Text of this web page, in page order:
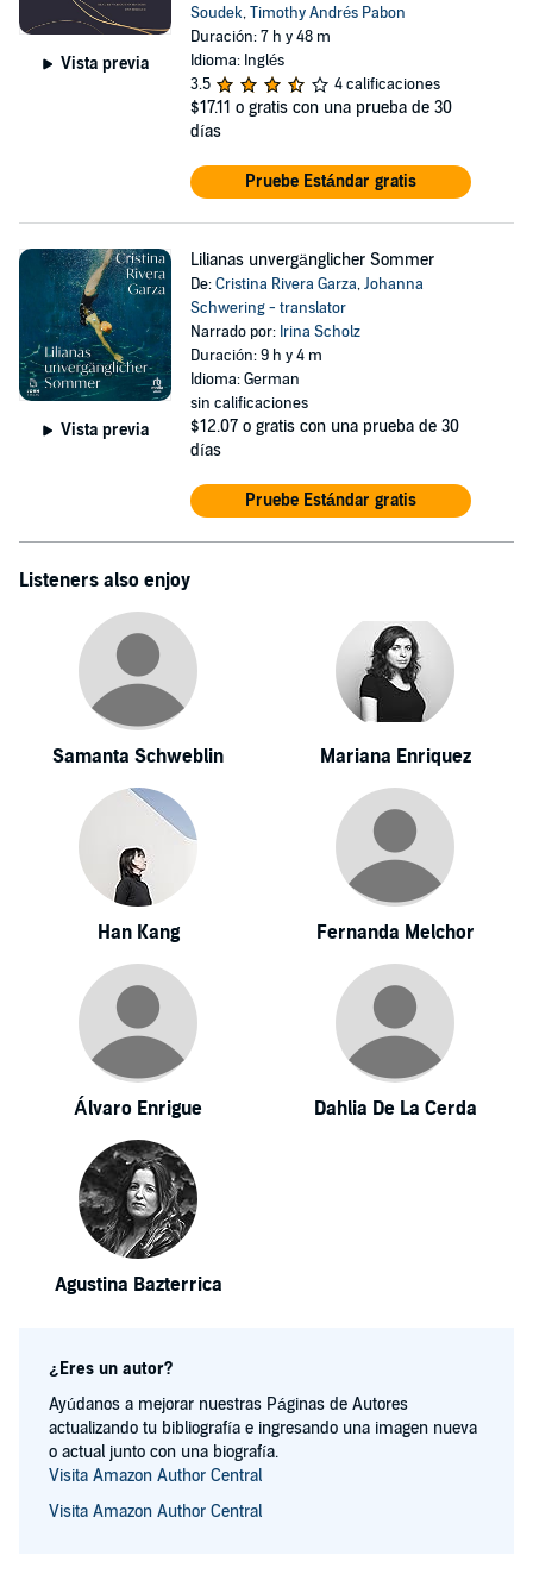
Vista previa
Soudek,Timothy Andrés Pabon
Duración: 7 h y 48 m
Idioma: Inglés
3.5
4 calificaciones
$17.11 o gratis con una prueba de 30
días
Pruebe Estándar gratis
Vista previa
Lilianas unvergänglicher Sommer
De:Cristina Rivera Garza,Johanna
Schwering - translator
Narrado por: Irina Scholz
Duración: 9 h y 4 m
Idioma: German
sin calificaciones
$12.07 o gratis con una prueba de 30
días
Pruebe Estándar gratis
Listeners also enjoy
Samanta Schweblin Mariana Enriquez
Han Kang Fernanda Melchor
Álvaro Enrigue Dahlia De La Cerda
Agustina Bazterrica
¿Eres un autor?
Ayúdanos a mejorar nuestras Páginas de Autores
actualizando tu bibliografía e ingresando una imagen nueva
o actual junto con una biografía.
Visita Amazon Author Central
Visita Amazon Author Central